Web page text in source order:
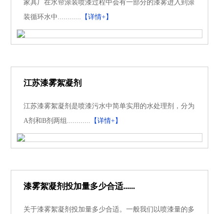
家具厂在水帘涂装喷漆过程中会有一部分的漆雾进入到涂
装循环水中............
【详情+】
江苏漆雾絮凝剂
江苏漆雾絮凝剂是喷漆污水中简单实用的水处理剂，分为
A剂和B剂两组............
【详情+】
漆雾絮凝剂投加量多少合适......
关于漆雾絮凝剂投加量多少合适。一般我们以喷漆量的多